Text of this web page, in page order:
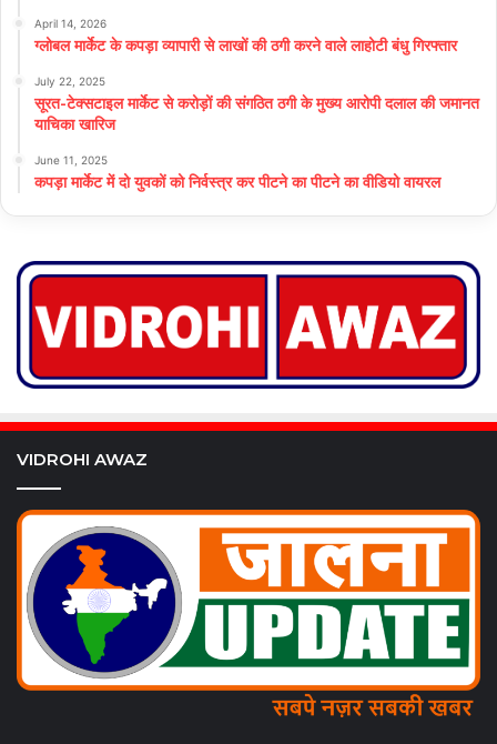
April 14, 2026
ग्लोबल मार्केट के कपड़ा व्यापारी से लाखों की ठगी करने वाले लाहोटी बंधु गिरफ्तार
July 22, 2025
सूरत-टेक्सटाइल मार्केट से करोड़ों की संगठित ठगी के मुख्य आरोपी दलाल की जमानत
याचिका खारिज
June 11, 2025
कपड़ा मार्केट में दो युवकों को निर्वस्त्र कर पीटने का पीटने का वीडियो वायरल
VIDROHI AWAZ